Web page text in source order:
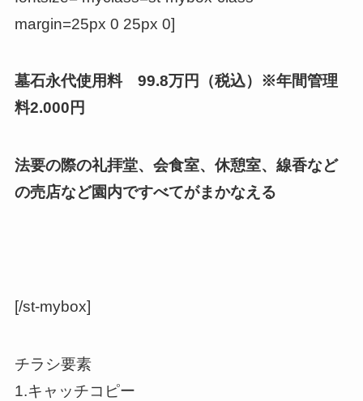
margin=25px 0 25px 0]
墓石永代使用料 99.8万円（税込）※年間管理
料2.000円
法要の際の礼拝堂、会食室、休憩室、線香など
の売店など園内ですべてがまかなえる
[/st-mybox]
チラシ要素
1.キャッチコピー